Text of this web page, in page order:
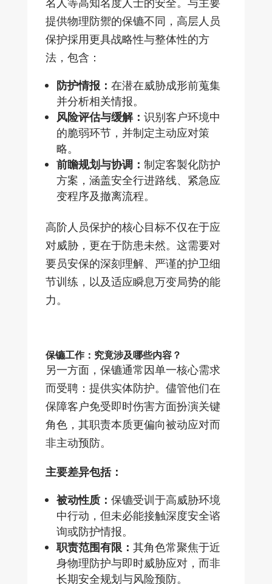
提供物理防禦的保镳不同，高层人员
保护採用更具战略性与整体性的方
法，包含：
防护情报： 在潜在威胁成形前蒐集
并分析相关情报。
风险评估与缓解： 识别客户环境中
的脆弱环节，并制定主动应对策
略。
前瞻规划与协调： 制定客製化防护
方案，涵盖安全行进路线、紧急应
变程序及撤离流程。
高阶人员保护的核心目标不仅在于应
对威胁，更在于防患未然。这需要对
要员安保的深刻理解、严谨的护卫细
节训练，以及适应瞬息万变局势的能
力。
保镳工作：究竟涉及哪些内容？
另一方面，保镳通常因单一核心需求
而受聘：提供实体防护。儘管他们在
保障客户免受即时伤害方面扮演关键
角色，其职责本质更偏向被动应对而
非主动预防。
主要差异包括：
被动性质： 保镳受训于高威胁环境
中行动，但未必能接触深度安全谘
询或防护情报。
职责范围有限： 其角色常聚焦于近
身物理防护与即时威胁应对，而非
长期安全规划与风险预防。